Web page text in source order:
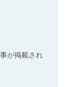
が掲載され